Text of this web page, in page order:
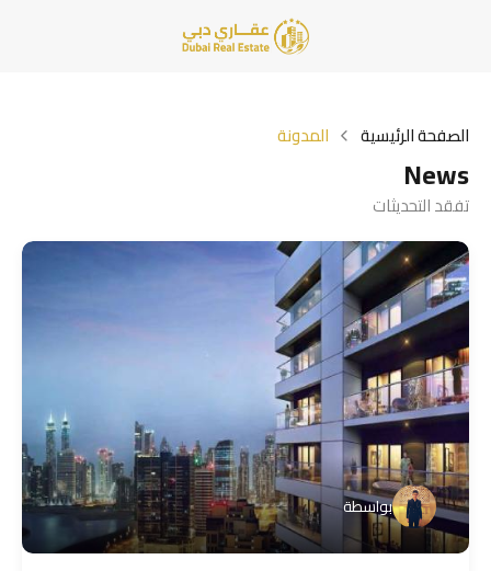
الصفحة الرئيسية المدونة
News
تفقد التحديثات
بواسطة